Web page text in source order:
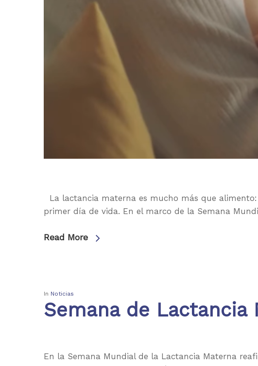
La lactancia materna es mucho más que
primer día de vida. En el marco de la Semana
Read More
In Noticias
Semana de Lactancia
En la Semana Mundial de la Lactancia Materna